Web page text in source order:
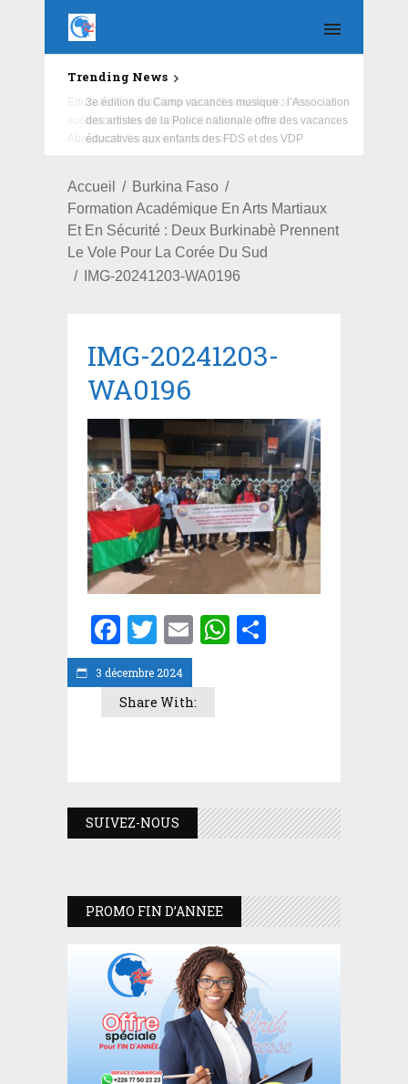
Trending News
Education : la fédération de la Russie rénove les
écoles primaire et collège du Camp Général
Aboubacar Sangoulé Lamizana
Accueil
Burkina Faso
Formation Académique En Arts Martiaux
Et En Sécurité : Deux Burkinabè Prennent
Le Vole Pour La Corée Du Sud
IMG-20241203-WA0196
3 décembre 2024
IMG-20241203-
WA0196
Facebook
Twitter
EmailWhatsApp
Share With:
SUIVEZ-NOUS
PROMO FIN D’ANNEE